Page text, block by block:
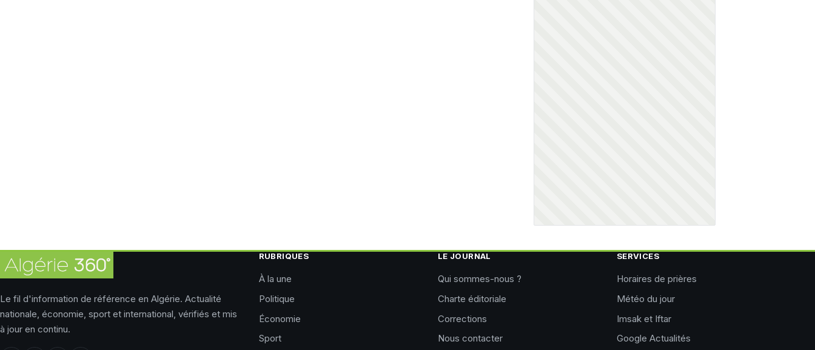
Le fil d'information de référence en Algérie. Actualité
nationale, économie, sport et international, vérifiés et mis
à jour en continu.
RUBRIQUES
À la une
Politique
Économie
Sport
LE JOURNAL
Qui sommes-nous ?
Charte éditoriale
Corrections
Nous contacter
SERVICES
Horaires de prières
Météo du jour
Imsak et Iftar
Google Actualités